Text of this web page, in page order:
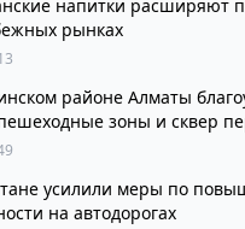
напитки расширяют
рынках
районе Алматы
зоны и сквер
усилили меры по
на автодорогах